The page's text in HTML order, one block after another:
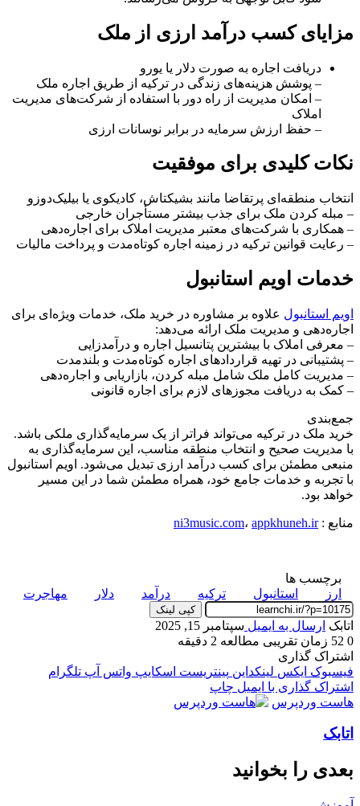
مزایای کسب درآمد ارزی از ملک
دریافت اجاره به صورت دلار یا یورو
– پوشش هزینه‌های زندگی در ترکیه از طریق اجاره ملک
– امکان مدیریت از راه دور با استفاده از شرکت‌های مدیریت
املاک
– حفظ ارزش سرمایه در برابر نوسانات ارزی
نکات کلیدی برای موفقیت
انتخاب منطقه‌ای پرتقاضا مانند بشیکتاش، کادیکوی یا بیلیک‌دوزو
– مبله کردن ملک برای جذب بیشتر مستأجران خارجی
– همکاری با شرکت‌های معتبر مدیریت املاک برای اجاره‌دهی
– رعایت قوانین ترکیه در زمینه اجاره کوتاه‌مدت و پرداخت مالیات
خدمات اویم استانبول
اویم استانبول علاوه بر مشاوره در خرید ملک، خدمات ویژه‌ای برای
اجاره‌دهی و مدیریت ملک ارائه می‌دهد:
– معرفی املاک با بیشترین پتانسیل اجاره و درآمدزایی
– پشتیبانی در تهیه قراردادهای اجاره کوتاه‌مدت و بلندمدت
– مدیریت کامل ملک شامل مبله کردن، بازاریابی و اجاره‌دهی
– کمک به دریافت مجوزهای لازم برای اجاره قانونی
جمع‌بندی
خرید ملک در ترکیه می‌تواند فراتر از یک سرمایه‌گذاری ملکی باشد.
با مدیریت صحیح و انتخاب منطقه مناسب، این سرمایه‌گذاری به
منبعی مطمئن برای کسب درآمد ارزی تبدیل می‌شود. اویم استانبول
با تجربه و خدمات جامع خود، همراه مطمئن شما در این مسیر
خواهد بود.
منابع : ni3music.com، appkhuneh.ir
برچسب ها
ارز
استانبول ترکیه درآمد دلار مهاجرت
کپی لینک
اتابک ارسال به ایمیل سپتامبر 15, 2025
0
زمان تقریبی مطالعه 2 دقیقه
اشتراک گذاری
فیسبوک ایکس لینکداین پینتریست اسکایپ واتس آپ تلگرام
اشتراک گذاری با ایمیل چاپ
هاست وردپرس
اتابک
بعدی را بخوانید